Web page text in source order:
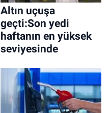
Altın uçuşa
geçti:Son yedi
haftanın en yüksek
seviyesinde